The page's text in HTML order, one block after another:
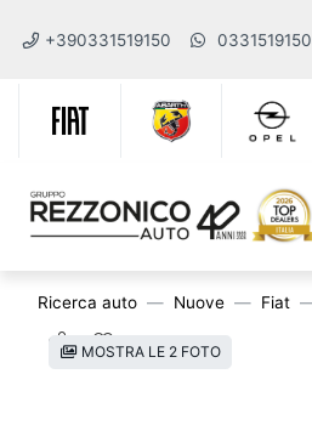
+390331519150 0331519150
Ricerca auto Nuove Fiat
MOSTRA LE 2 FOTO